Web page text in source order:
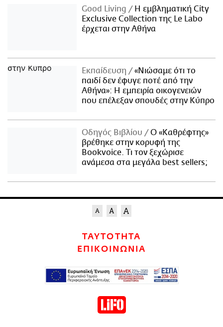
Good Living
Η εμβληματική City
Exclusive Collection της Le Labo
έρχεται στην Αθήνα
Εκπαίδευση
«Νιώσαμε ότι το
παιδί δεν έφυγε ποτέ από την
Αθήνα»: Η εμπειρία οικογενειών
που επέλεξαν σπουδές στην Κύπρο
Οδηγός Βιβλίου
Ο «Καθρέφτης»
βρέθηκε στην κορυφή της
Bookvoice. Τι τον ξεχώρισε
ανάμεσα στα μεγάλα best sellers;
ΤΑΥΤΟΤΗΤΑ
ΕΠΙΚΟΙΝΩΝΙΑ